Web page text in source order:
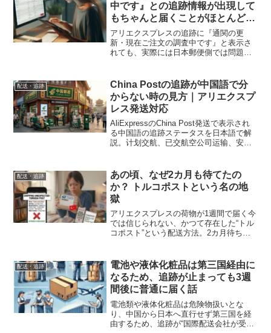
中です』との追跡情報が出現して
もちゃんと届くことがほとんどな
話
アリエクスプレスの追跡に『通関の更
新・現在ご注文の調査中です』と表示さ
れても、実際には日本郵便側では問題な
示で、放っておけば普通に届きます。
配送・追跡
China Postの追跡が中国語で分
からない時の見方｜アリエクスプ
レス発送対応
AliExpressのChina Post発送で表示され
る中国語の追跡ステータスを日本語で解
説。计划交航、已交航空公司运输、安检
配送・追跡
あの頃、なぜ2カ月も待てたの
か？ トルコポストという名の地
獄
アリエクスプレスの荷物が1週間で届く今
では信じられない、かつて存在した“トル
コポスト”という配送方法。2カ月待ちも
配送・追跡
電池や液体化粧品は第三国経由に
なるため、追跡が止まっても3週
間後に普通に届く話
電池類や液体化粧品は危険物扱いとな
り、中国から日本へ直行せず第三国を経
由するため、追跡が“国際配送会社が受け